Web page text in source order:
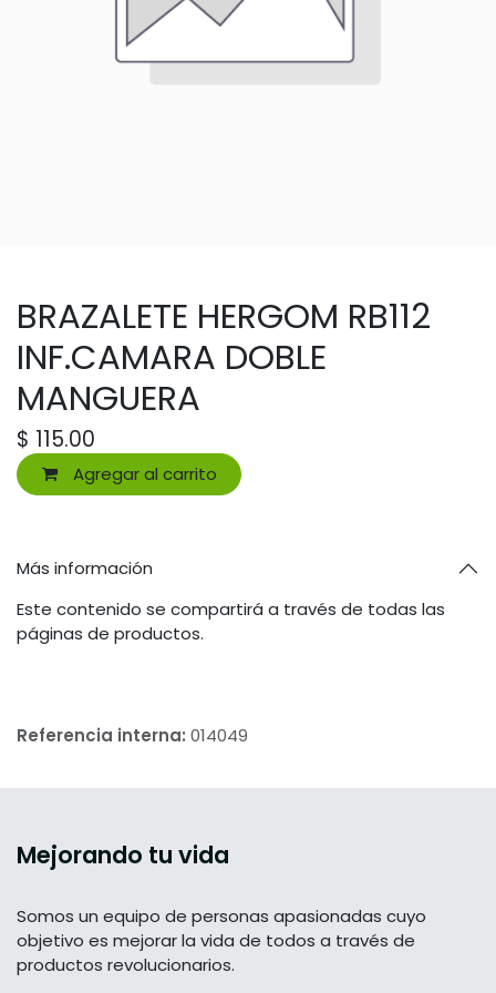
BRAZALETE HERGOM RB112
INF.CAMARA DOBLE
MANGUERA
$ 115.00
Agregar al carrito
Más información
Este contenido se compartirá a través de todas las
páginas de productos.
Referencia interna: 014049
Mejorando tu vida
Somos un equipo de personas apasionadas cuyo
objetivo es mejorar la vida de todos a través de
productos revolucionarios.